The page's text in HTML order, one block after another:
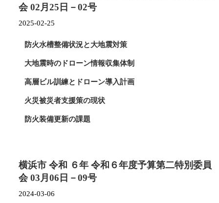
会 02月25日－02号
2025-02-25
防火水槽整備状況と大地震対策
大地震時のドローン情報収集体制
高層ビル訓練とドローン導入計画
火災被災者支援策の現状
防火装備更新の課題
横浜市 令和 ６年 令和６年度予算第二特別委員
会 03月06日－09号
2024-03-06